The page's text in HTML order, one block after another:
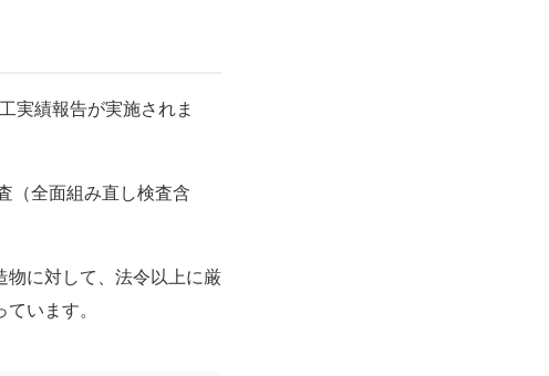
実績報告が実施されま
（全面組み直し検査含
物に対して、法令以上に厳
います。